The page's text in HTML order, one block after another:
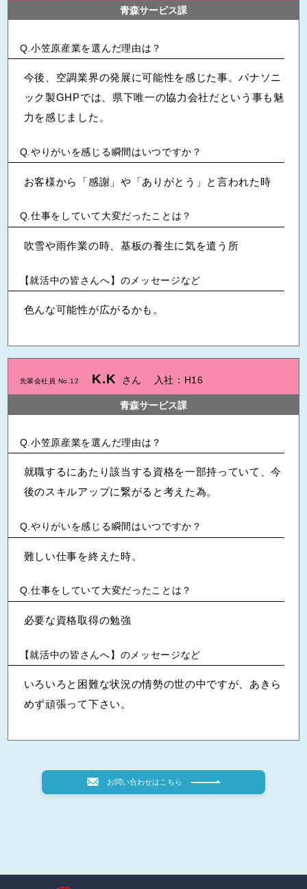
青森サービス課
小笠原産業を選んだ理由は？
今後、空調業界の発展に可能性を感じた事。パナソニ
ック製GHPでは、県下唯一の協力会社だという事も魅
力を感じました。
やりがいを感じる瞬間はいつですか？
お客様から「感謝」や「ありがとう」と言われた時
仕事をしていて大変だったことは？
吹雪や雨作業の時、基板の養生に気を遣う所
【就活中の皆さんへ】のメッセージなど
色んな可能性が広がるかも。
先輩会社員 No.12 K.K さん 入社：H16
青森サービス課
小笠原産業を選んだ理由は？
就職するにあたり該当する資格を一部持っていて、今
後のスキルアップに繋がると考えた為。
やりがいを感じる瞬間はいつですか？
難しい仕事を終えた時。
仕事をしていて大変だったことは？
必要な資格取得の勉強
【就活中の皆さんへ】のメッセージなど
いろいろと困難な状況の情勢の世の中ですが、あきら
めず頑張って下さい。
お問い合わせはこちら